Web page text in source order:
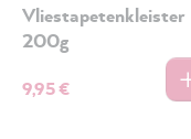
Vliestapetenkleister
200g
9,95 €